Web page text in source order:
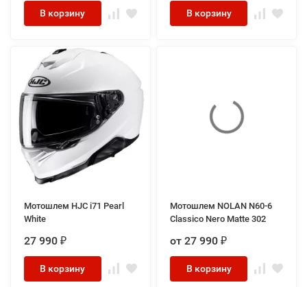
В корзину В корзину
Мотошлем HJC i71 Pearl
White
27 990 ₽
В корзину
Мотошлем NOLAN N60-6
Classico Nero Matte 302
от 27 990₽
В корзину